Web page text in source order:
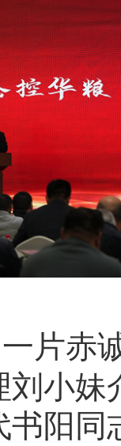
片赤
刘小妹
书阳